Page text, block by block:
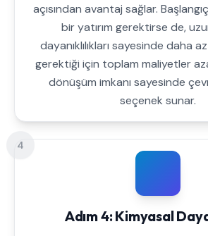
açısından avantaj sağlar.
bir yatırım gerektirse de,
dayanıklılıkları sayesinde daha
gerektiği için toplam maliyetler
dönüşüm imkanı sayesinde
seçenek sunar.
4
Adım 4: Kimyasal